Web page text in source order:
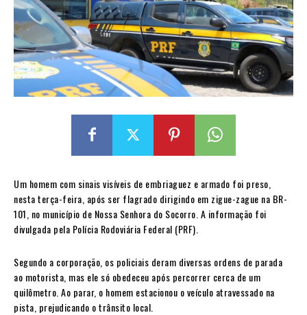
Um homem com sinais visíveis de embriaguez e armado foi preso,
nesta terça-feira, após ser flagrado dirigindo em zigue-zague na BR-
101, no município de Nossa Senhora do Socorro. A informação foi
divulgada pela Polícia Rodoviária Federal (PRF).
Segundo a corporação, os policiais deram diversas ordens de parada
ao motorista, mas ele só obedeceu após percorrer cerca de um
quilômetro. Ao parar, o homem estacionou o veículo atravessado na
pista, prejudicando o trânsito local.